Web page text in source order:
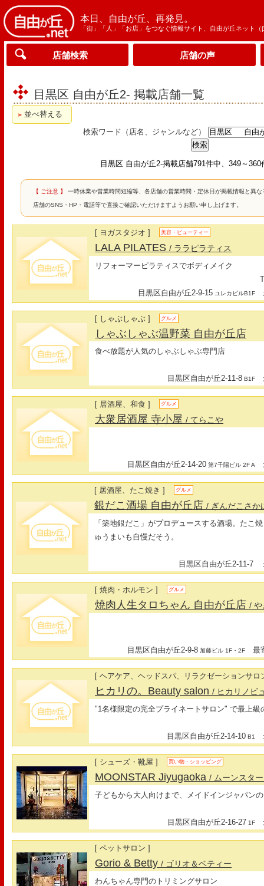
本日、自由が丘、再発見。
「街」「人」「お店」をつなぐ情報サイト、自由が丘ネット（
店舗検索 店舗の声
目黒区 自由が丘2- 掲載店舗一覧
並べ替える
検索ワード（店名、ジャンルなど）
目黒区 自由が丘2-掲載店舗791件中、349～360
【 ご注意 】 一時休業や営業時間短縮等、各店舗の営業時間・定休日が掲載情報と異
店舗のSNS・HP・電話等で直接ご確認いただけますようお願い申し上げます。
[ ヨガスタジオ ] 美容・ビューティー
LALA PILATES/ ララピラティス
リフォーマーピラティスでボディメイク
目黒区自由が丘2-9-15 ユレカビルB1F
[ しゃぶしゃぶ ] グルメ
しゃぶしゃぶ温野菜 自由が丘店
食べ放題が人気のしゃぶしゃぶ専門店
目黒区自由が丘2-11-8 B1F
[ 居酒屋、和食 ] グルメ
大衆居酒屋 寺小屋/ てらこや
目黒区自由が丘2-14-20 第7千陽ビル 2F A
[ 居酒屋、たこ焼き ] グルメ
銀だこ酒場 自由が丘店/ ぎんだこさか
「築地銀だこ」がプロデュースする酒場。たこ
ゅうまいも自慢だそう。
目黒区自由が丘2-11-7
[ 焼肉・ホルモン ] グルメ
焼肉人生タロちゃん 自由が丘店/ や
目黒区自由が丘2-9-8 加藤ビル 1F・2F 最
[ ヘアケア、ヘッドスパ、リラクゼーションサロ
ヒカリの。Beauty salon/ ヒカリノビ
"1名様限定の完全プライネートサロン" で最上級
目黒区自由が丘2-14-10 B1
[ シューズ・靴屋 ] 買い物・ショッピング
MOONSTAR Jiyugaoka/ ムーンスタ
子どもから大人向けまで、メイドインジャパン
目黒区自由が丘2-16-27 1F
[ ペットサロン ]
Gorio & Betty/ ゴリオ＆ベティー
わんちゃん専門のトリミングサロン